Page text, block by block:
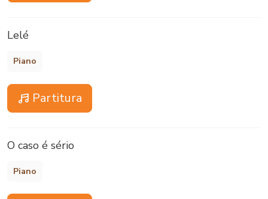
Lelé
Piano
Partitura
O caso é sério
Piano